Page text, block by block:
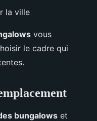
la ville
vous
le cadre qui
bungalows et